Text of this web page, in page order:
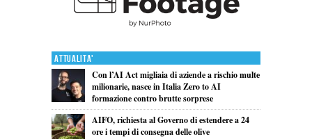
Attualita'
Con l’AI Act migliaia di aziende a rischio multe
milionarie, nasce in Italia Zero to AI
formazione contro brutte sorprese
AIFO, richiesta al Governo di estendere a 24
ore i tempi di consegna delle olive